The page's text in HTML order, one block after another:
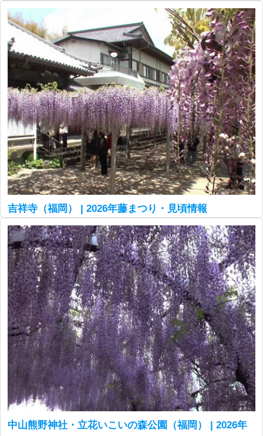
吉祥寺（福岡） | 2026年藤まつり・見頃情報
中山熊野神社・立花いこいの森公園（福岡） | 2026年